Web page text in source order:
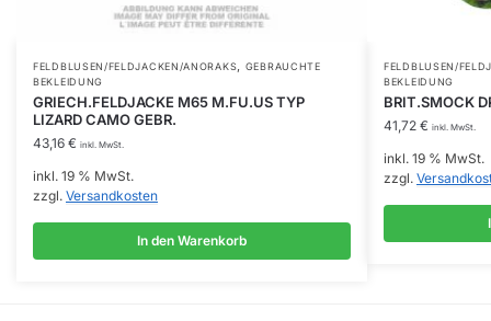
FELDBLUSEN/FELDJACKEN/ANORAKS, GEBRAUCHTE
BEKLEIDUNG
GRIECH.FELDJACKE M65 M.FU.US TYP
LIZARD CAMO GEBR.
43,16 € inkl. MwSt.
inkl. 19 % MwSt.
zzgl. Versandkosten
In den Warenkorb
FELDBLUSEN/
BEKLEIDUNG
BRIT.SMOCK
41,72 € inkl. MwSt.
inkl. 19 % MwSt.
zzgl.